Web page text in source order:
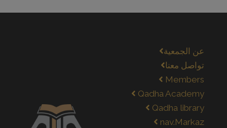
عن الجمعية
تواصل معنا
Members
Qadha Academy
Qadha library
nav.Markaz